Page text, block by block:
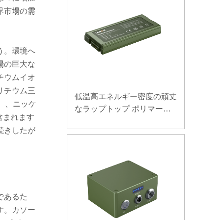
市場の需
。環境へ
の巨大な
ウムイオ
チウム三
、ニッケ
まれます
きしたが
あるた
。カソー
低温高エネルギー密度の頑丈
なラップトップ ポリマー電